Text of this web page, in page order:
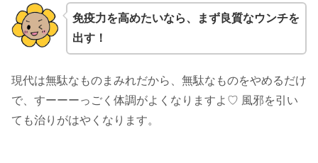
免疫力を高めたいなら、まず良質なウンチを
出す！
現代は無駄なものまみれだから、無駄なものをやめるだけ
で、すーーーっごく体調がよくなりますよ♡ 風邪を引い
ても治りがはやくなります。